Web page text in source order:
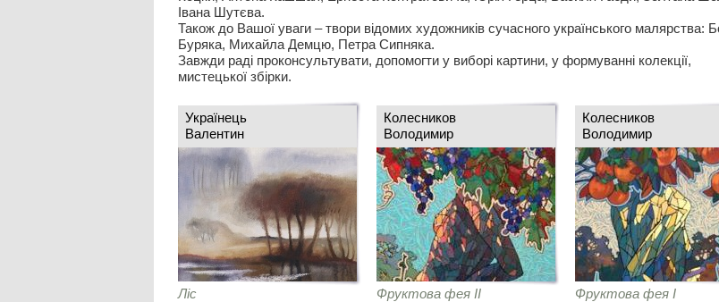
Івана Шутєва.
Також до Вашої уваги – твори відомих художників сучасного українського малярства:
Буряка, Михайла Демцю, Петра Сипняка.
Завжди раді проконсультувати, допомогти у виборі картини, у формуванні колекції,
мистецької збірки.
Українець
Валентин
Ліс
Колесников
Володимир
Фруктова фея ІІ
Колесников
Володимир
Фруктова фея І